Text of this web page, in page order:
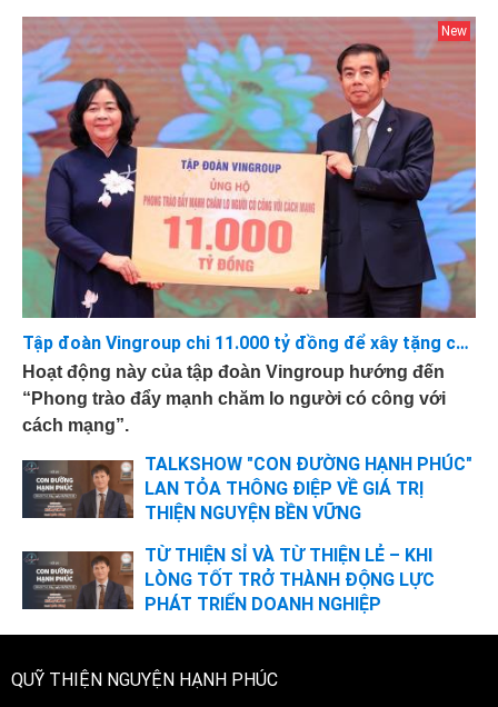
Tập đoàn Vingroup chi 11.000 tỷ đồng để xây tặng các căn nhà 75-100m2 cho những Bà mẹ Việt Nam Anh hùng, Thương Binh hạng 1/4
Hoạt động này của tập đoàn Vingroup hướng đến
“Phong trào đẩy mạnh chăm lo người có công với
cách mạng”.
TALKSHOW "CON ĐƯỜNG HẠNH PHÚC"
LAN TỎA THÔNG ĐIỆP VỀ GIÁ TRỊ
THIỆN NGUYỆN BỀN VỮNG
TỪ THIỆN SỈ VÀ TỪ THIỆN LẺ – KHI
LÒNG TỐT TRỞ THÀNH ĐỘNG LỰC
PHÁT TRIỂN DOANH NGHIỆP
QUỸ THIỆN NGUYỆN HẠNH PHÚC